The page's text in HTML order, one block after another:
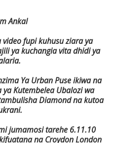
Ankal
video fupi kuhusu ziara ya
ya kuchangia vita dhidi ya
Ya Urban Puse ikiwa na
Kutembelea Ubalozi wa
Diamond na kutoa
jumamosi tarehe 6.11.10
na Croydon London